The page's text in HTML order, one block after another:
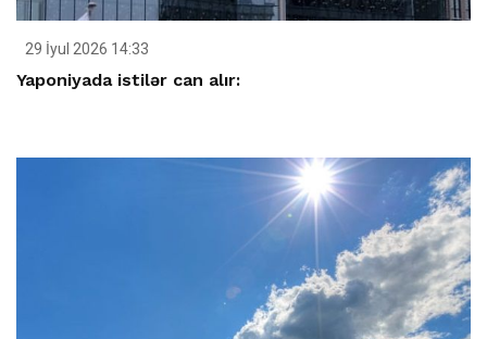
29 İyul 2026 14:33
Yaponiyada istilər can alır: